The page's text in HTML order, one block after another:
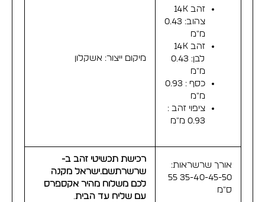
זהב 14K
צהוב: 0.43
מ"מ
זהב 14K
לבן: 0.43
מ"מ
כסף : 0.93
מ"מ
ציפוי זהב :
0.93 מ"מ
מיקום ייצור: אשקלון
אורך שרשראות:
35-40-45-50 55
ס"מ
רכישת תכשיטי זהב ב-
שרשרתשם.ישראל מקנה
לכם משלוח מהיר אקספרס
עם שליח עד הבית.